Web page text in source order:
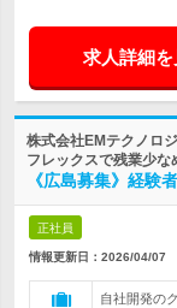
求人詳細を
株式会社EMテクノロ
フレックスで残業少な
《広島募集》経験
正社員
情報更新日：2026/04/07
自社開発の